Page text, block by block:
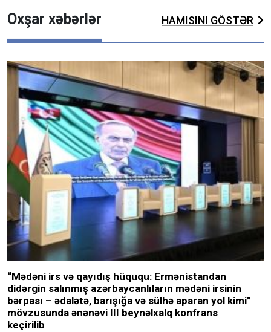
Oxşar xəbərlər HAMISINI GÖSTƏR
“Mədəni irs və qayıdış hüququ: Ermənistandan
didərgin salınmış azərbaycanlıların mədəni irsinin
bərpası – ədalətə, barışığa və sülhə aparan yol kimi”
mövzusunda ənənəvi III beynəlxalq konfrans
keçirilib